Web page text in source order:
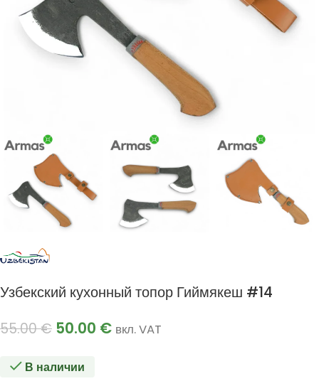
Узбекский кухонный топор Гиймякеш #14
55.00€ 50.00 € вкл. VAT
В наличии